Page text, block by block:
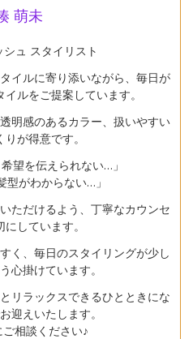
萌未
ュ スタイリスト
イルに寄り添いながら、毎日が
ルをご提案しています。
明感のあるカラー、扱いやすい
が得意です。
望を伝えられない…」
型がわからない…」
ただけるよう、丁寧なカウンセ
しています。
く、毎日のスタイリングが少し
心掛けています。
リラックスできるひとときにな
迎えいたします。
相談ください♪